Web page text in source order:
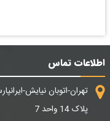
اطلاعات تماس
تهران-اتوبان نیایش-
پلاک 14 واحد 7